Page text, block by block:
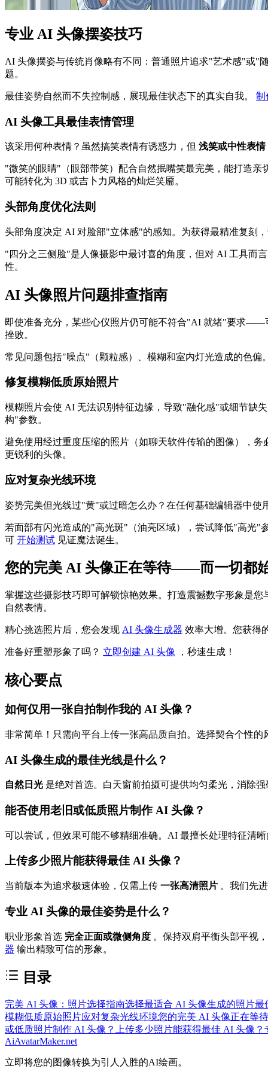
专业 AI 头像摆姿技巧
AI 头像摆姿与传统肖像略有不同：普通照片追求"艺术感"或"
题。
最佳姿势自然而不失控制感，展现最佳状态下的真实自我。 制
AI 头像工具最佳表情管理
该采用何种表情？虽然搞笑表情有诱惑力，但 浅笑或中性表情
"微笑的眼睛"（眼部带笑）配合自然抿嘴笑最完美，能打造
可能转化为 3D 或吉卜力风格的灿烂笑靥。
头部角度优化法则
头部角度决定 AI 对脸部"立体感"的感知。为获得最精准复刻
"四分之三侧脸"是人像摄影中最讨喜的角度，但对 AI 工具而
性。
AI 头像照片问题排查指南
即使准备充分，某些心仪照片仍可能不符合"AI 就绪"要求
挫败。
常见问题包括"噪点"（颗粒感）、模糊和室内灯光造成的色
修复模糊低质原始照片
模糊照片会使 AI 无法识别特征边缘，导致"融化感"或细节缺
构"参数。
避免使用经过重度压缩的照片（如聊天软件传输的图像），
更锐利的头像。
应对复杂光线环境
姿势完美但光线过"黄"或过暗怎么办？在任何基础编辑器中
若面部有闪光造成的"高光斑"（油亮区域），尝试降低"高光
可 开始测试 见证魔法诞生。
您的完美 AI 头像正在等待——而一切都
掌握这些摄影技巧即可解锁惊艳效果。打造震撼数字形象是
自然表情。
精心挑选照片后，您会发现 AI 头像生成器 效率大增。您获得
准备好重塑形象了吗？ 立即创建 AI 头像 ，秒速生成！
核心要点
如何仅用一张自拍制作我的 AI 头像？
非常简单！只需向平台上传一张高品质自拍。选择契合个性
AI 头像生成的最佳光线是什么？
自然日光 是绝对首选。白天窗前拍摄可提供均匀柔光，消除
能否使用老旧或低质照片制作 AI 头像？
可以尝试，但效果可能不够精细准确。AI 最擅长处理特征清
上传多少照片能获得最佳 AI 头像？
当前版本为追求极速体验，仅需上传 一张高清照片 。我们先
专业 AI 头像的最佳姿势是什么？
职业形象首选 完全正面或微侧角度 。保持双肩平衡头部平视
器 输出精致可信的形象。
目录
完美 AI 头像：照片选择指南选择最适合 AI 头像生成的照片最
模糊低质原始照片应对复杂光线环境您的完美 AI 头像正在等
或低质照片制作 AI 头像？ 上传多少照片能获得最佳 AI 头像？
AiAvatarMaker.net
立即将您的图像转换为引人入胜的AI绘画。